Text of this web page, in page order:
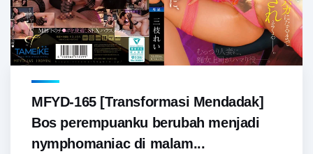
MFYD-165 [Transformasi Mendadak]
Bos perempuanku berubah menjadi
nymphomaniac di malam...